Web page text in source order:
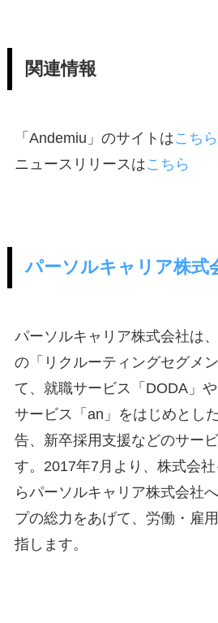
関連情報
「Andemiu」のサイトはこちら
ニュースリリースはこちら
パーソルキャリア株式
パーソルキャリア株式会社は
の「リクルーティングセグメ
て、就職サービス「DODA」
サービス「an」をはじめとし
告、新卒採用支援などのサー
す。2017年7月より、株式会
らパーソルキャリア株式会社
プの総力をあげて、労働・雇
指します。